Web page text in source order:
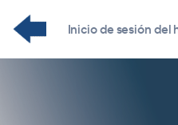
Inicio de sesión del